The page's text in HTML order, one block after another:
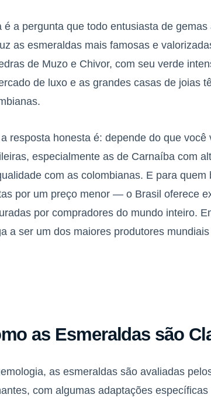
é a pergunta que todo entusiasta de
as esmeraldas mais famosas e
de Muzo e Chivor, com seu verde
de luxo e as grandes casas de joias
resposta honesta é: depende do que você
especialmente as de Carnaíba com
com as colombianas. E para
por um preço menor — o Brasil oferece
por compradores do mundo inteiro.
a ser um dos maiores produtores
as Esmeraldas são
as esmeraldas são avaliadas
com algumas adaptações